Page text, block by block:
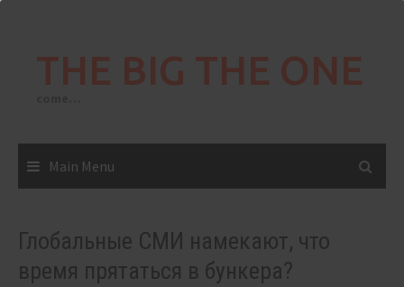
THE BIG THE ONE
Main Menu
Глобальные СМИ намекают, что
время прятаться в бункера?